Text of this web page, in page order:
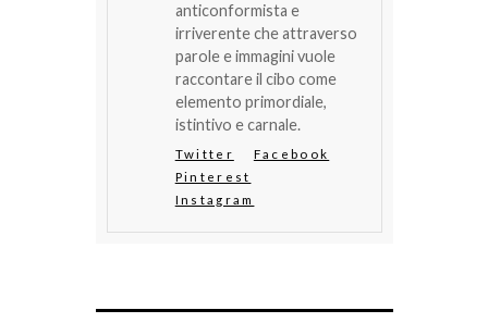
anticonformista e
irriverente che attraverso
parole e immagini vuole
raccontare il cibo come
elemento primordiale,
istintivo e carnale.
Twitter
Facebook
Pinterest
Instagram